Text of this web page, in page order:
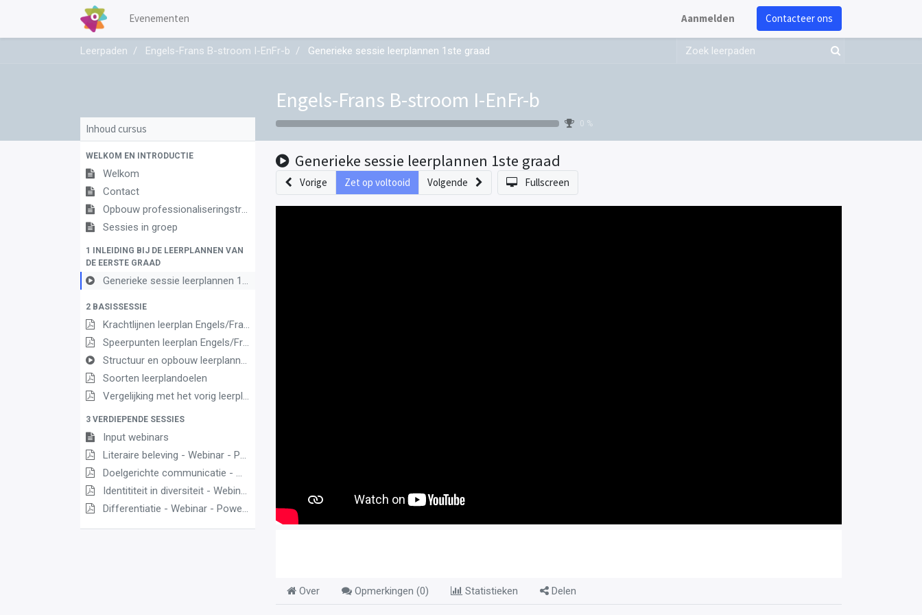
Evenementen Aanmelden Contacteer ons
Leerpaden Engels-Frans B-stroom I-EnFr-b Generieke sessie leerplannen 1ste graad
Engels-Frans B-stroom I-EnFr-b
0 %
Inhoud cursus
WELKOM EN INTRODUCTIE
Welkom
Contact
Opbouw professionaliseringstraject
Sessies in groep
1 INLEIDING BIJ DE LEERPLANNEN VAN
DE EERSTE GRAAD
Generieke sessie leerplannen 1ste graad
2 BASISSESSIE
Krachtlijnen leerplan Engels/Frans eerste graad B-stroom
Speerpunten leerplan Engels/Frans eerste graad B-stroom
Structuur en opbouw leerplannen Engels en Frans eerste graadgr Opbouw en inhoud def
Soorten leerplandoelen
Vergelijking met het vorig leerplan
3 VERDIEPENDE SESSIES
Input webinars
Literaire beleving - Webinar - PowerPoint met notities
Doelgerichte communicatie - Webinar - PowerPoint met notities (1)
Identititeit in diversiteit - Webinar - PowerPoint met notities
Differentiatie - Webinar - PowerPoint met notities
Generieke sessie leerplannen 1ste graad
Vorige Zet op voltooid Volgende Fullscreen
Over Opmerkingen (0) Statistieken Delen